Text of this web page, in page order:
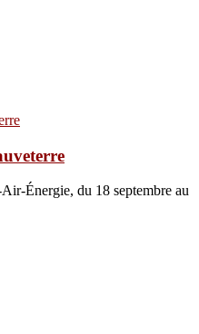
Énergie, du 18 septembre au